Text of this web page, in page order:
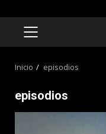
MENÚ
Inicio episodios
episodios